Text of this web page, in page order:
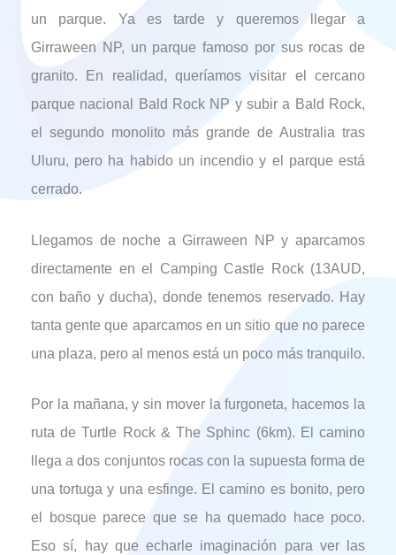
un parque. Ya es tarde y queremos llegar a
Girraween NP, un parque famoso por sus rocas de
granito. En realidad, queríamos visitar el cercano
parque nacional Bald Rock NP y subir a Bald Rock,
el segundo monolito más grande de Australia tras
Uluru, pero ha habido un incendio y el parque está
cerrado.
Llegamos de noche a Girraween NP y aparcamos
directamente en el Camping Castle Rock (13AUD,
con baño y ducha), donde tenemos reservado. Hay
tanta gente que aparcamos en un sitio que no parece
una plaza, pero al menos está un poco más tranquilo.
Por la mañana, y sin mover la furgoneta, hacemos la
ruta de Turtle Rock & The Sphinc (6km). El camino
llega a dos conjuntos rocas con la supuesta forma de
una tortuga y una esfinge. El camino es bonito, pero
el bosque parece que se ha quemado hace poco.
Eso sí, hay que echarle imaginación para ver las